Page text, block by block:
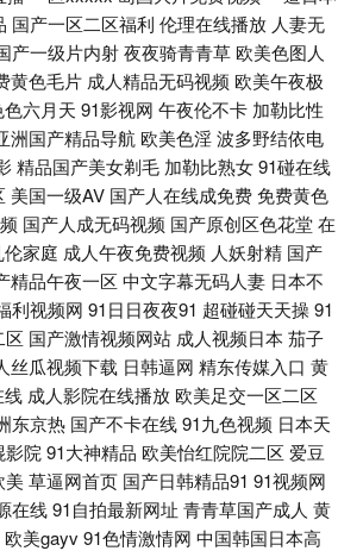
色网站 伊人久久综合影院 国产探花91精品 久草
夜网址 午夜男人天堂影院 福利导航第一 韩美狠
视频网站导航 91看片免费下载 av狼友网站 欧美
拍做爱网站 91网在在线播放 麻豆国产在线 日本
产理论 九一视频免费观看 国产叫床 五月丁香婷
音巨乳 国内自拍AV一区 另类爱爱 人妖性生活
网 超碰青草 导航福利大全 黄色天天干 亚洲变
依 国产情侣一区 极品白丝在线观看 日韩电影黄
视频色色 激情片在線 蜜臀91中文 日本a级电影
国产一区二区福利 伦理在线播放 人妻无
产一级片内射夜夜骑青青草 欧美色图人
黄色毛片 成人精品无码视频 欧美午夜极
六月天 91影视网 午夜伦不卡 加勒比性
洲国产精品导航 欧美色淫波多野结依电
精品国产美女剃毛 加勒比熟女91碰在线
美国一级AV 国产人在线成免费免费黄色
国产人成无码视频 国产原创区色花堂在
伦家庭 成人午夜免费视频 人妖射精 国产
精品午夜一区 中文字幕无码人妻 日本不
利视频网 91日日夜夜91 超碰碰天天操91
区 国产激情视频网站 成人视频日本 茄子
丝瓜视频下载 日韩逼网 精东传媒入口 黄
线 成人影院在线播放 欧美足交一区二区
东京热 国产不卡在线91九色视频 日本天
影院 91大神精品 欧美怡红院院二区 爱豆
美草逼网首页 国产日韩精品91 91视频网
在线91自拍最新网址 青青草国产成人 黄
欧美gayv91色情激情网 中国韩国日本高